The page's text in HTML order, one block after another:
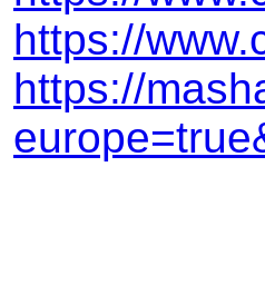
https://
https://